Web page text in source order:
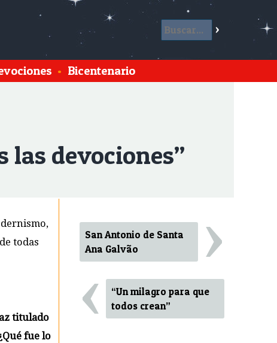
• Bicentenario
las devociones”
todas
titulado
fue lo
San Antonio de Santa
Ana Galvão
›
‹
“Un milagro para que
todos crean”